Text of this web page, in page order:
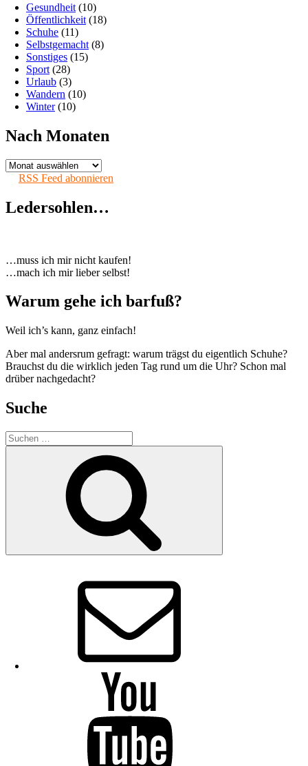
Gesundheit (10)
Öffentlichkeit (18)
Schuhe (11)
Selbstgemacht (8)
Sonstiges (15)
Sport (28)
Urlaub (3)
Wandern (10)
Winter(10)
Nach Monaten
Nach
Monaten
RSS Feed abonnieren
Ledersohlen…
…muss ich mir nicht kaufen!
…mach ich mir lieber selbst!
Warum gehe ich barfuß?
Weil ich’s kann, ganz einfach!
Aber mal andersrum gefragt: warum trägst du eigentlich Schuhe?
Brauchst du die wirklich jeden Tag rund um die Uhr? Schon mal
drüber nachgedacht?
Suche
Suchen
nach: